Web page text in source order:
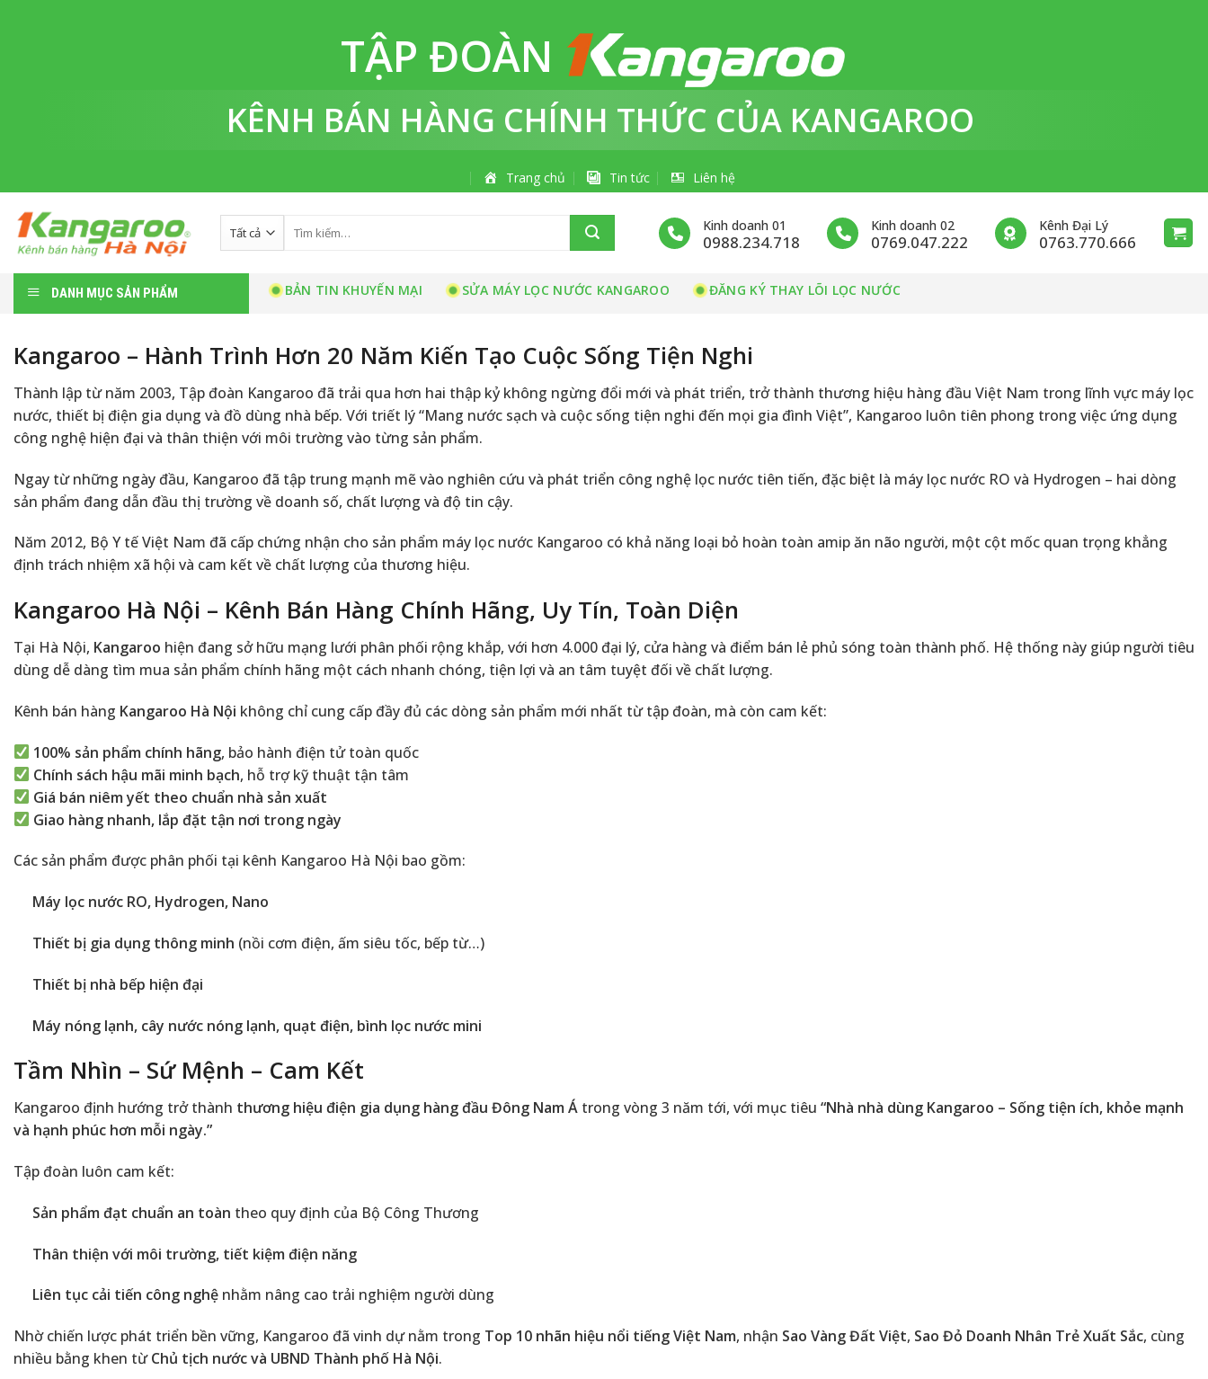
TẬP ĐOÀN
KÊNH BÁN HÀNG CHÍNH THỨC CỦA KANGAROO
Trang chủ Tin tức Liên hệ
kiếm:
Kinh doanh 01
0988.234.718
Kinh doanh 02
0769.047.222
Kênh Đại Lý
0763.770.666
DANH MỤC SẢN PHẨM BẢN TIN KHUYẾN MẠI SỬA MÁY LỌC NƯỚC KANGAROO ĐĂNG KÝ THAY LÕI LỌC NƯỚC
Kangaroo – Hành Trình Hơn 20 Năm Kiến Tạo Cuộc Sống Tiện Nghi
Thành lập từ năm 2003, Tập đoàn Kangaroo đã trải qua hơn hai thập kỷ không ngừng đổi mới và phát triển, trở thành thương hiệu hàng đầu Việt Nam trong lĩnh vực máy lọc
nước, thiết bị điện gia dụng và đồ dùng nhà bếp. Với triết lý “Mang nước sạch và cuộc sống tiện nghi đến mọi gia đình Việt”, Kangaroo luôn tiên phong trong việc ứng dụng
công nghệ hiện đại và thân thiện với môi trường vào từng sản phẩm.
Ngay từ những ngày đầu, Kangaroo đã tập trung mạnh mẽ vào nghiên cứu và phát triển công nghệ lọc nước tiên tiến, đặc biệt là máy lọc nước RO và Hydrogen – hai dòng
sản phẩm đang dẫn đầu thị trường về doanh số, chất lượng và độ tin cậy.
Năm 2012, Bộ Y tế Việt Nam đã cấp chứng nhận cho sản phẩm máy lọc nước Kangaroo có khả năng loại bỏ hoàn toàn amip ăn não người, một cột mốc quan trọng khẳng
định trách nhiệm xã hội và cam kết về chất lượng của thương hiệu.
Kangaroo Hà Nội – Kênh Bán Hàng Chính Hãng, Uy Tín, Toàn Diện
Tại Hà Nội, Kangaroo hiện đang sở hữu mạng lưới phân phối rộng khắp, với hơn 4.000 đại lý, cửa hàng và điểm bán lẻ phủ sóng toàn thành phố. Hệ thống này giúp người tiêu
dùng dễ dàng tìm mua sản phẩm chính hãng một cách nhanh chóng, tiện lợi và an tâm tuyệt đối về chất lượng.
Kênh bán hàng Kangaroo Hà Nội không chỉ cung cấp đầy đủ các dòng sản phẩm mới nhất từ tập đoàn, mà còn cam kết:
100% sản phẩm chính hãng, bảo hành điện tử toàn quốc
Chính sách hậu mãi minh bạch, hỗ trợ kỹ thuật tận tâm
Giá bán niêm yết theo chuẩn nhà sản xuất
Giao hàng nhanh, lắp đặt tận nơi trong ngày
Các sản phẩm được phân phối tại kênh Kangaroo Hà Nội bao gồm:
Máy lọc nước RO, Hydrogen, Nano
Thiết bị gia dụng thông minh (nồi cơm điện, ấm siêu tốc, bếp từ…)
Thiết bị nhà bếp hiện đại
Máy nóng lạnh, cây nước nóng lạnh, quạt điện, bình lọc nước mini
Tầm Nhìn – Sứ Mệnh – Cam Kết
Kangaroo định hướng trở thành thương hiệu điện gia dụng hàng đầu Đông Nam Á trong vòng 3 năm tới, với mục tiêu “Nhà nhà dùng Kangaroo – Sống tiện ích, khỏe mạnh
và hạnh phúc hơn mỗi ngày.”
Tập đoàn luôn cam kết:
Sản phẩm đạt chuẩn an toàn theo quy định của Bộ Công Thương
Thân thiện với môi trường, tiết kiệm điện năng
Liên tục cải tiến công nghệnhằm nâng cao trải nghiệm người dùng
Nhờ chiến lược phát triển bền vững, Kangaroo đã vinh dự nằm trong Top 10 nhãn hiệu nổi tiếng Việt Nam, nhận Sao Vàng Đất Việt, Sao Đỏ Doanh Nhân Trẻ Xuất Sắc, cùng
nhiều bằng khen từChủ tịch nước và UBND Thành phố Hà Nội.